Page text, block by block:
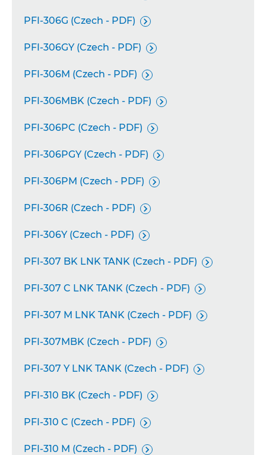
PFI-306G (Czech - PDF) 
PFI-306GY (Czech - PDF) 
PFI-306M (Czech - PDF) 
PFI-306MBK (Czech - PDF) 
PFI-306PC (Czech - PDF) 
PFI-306PGY (Czech - PDF) 
PFI-306PM (Czech - PDF) 
PFI-306R (Czech - PDF) 
PFI-306Y (Czech - PDF) 
PFI-307 BK LNK TANK (Czech - PDF) 
PFI-307 C LNK TANK (Czech - PDF) 
PFI-307 M LNK TANK (Czech - PDF) 
PFI-307MBK (Czech - PDF) 
PFI-307 Y LNK TANK (Czech - PDF) 
PFI-310 BK (Czech - PDF) 
PFI-310 C (Czech - PDF) 
PFI-310 M (Czech - PDF) 